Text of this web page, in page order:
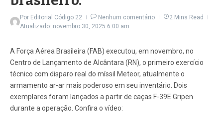
Por Editorial Código 22 Nenhum comentário
2 Mins Read
Atualizado: novembro 30, 2025 6:00 am
A Força Aérea Brasileira (FAB) executou, em novembro, no
Centro de Lançamento de Alcântara (RN), o primeiro exercício
técnico com disparo real do míssil Meteor, atualmente o
armamento ar-ar mais poderoso em seu inventário. Dois
exemplares foram lançados a partir de caças F-39E Gripen
durante a operação. Confira o vídeo: